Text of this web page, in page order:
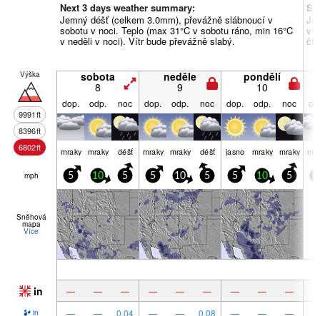
Next 3 days weather summary:
Jemný déšť (celkem 3.0mm), převážně slábnoucí v
sobotu v noci. Teplo (max 31°C v sobotu ráno, min 16°C
v neděli v noci). Vítr bude převážně slabý.
v
Výška
9991ft
8396ft
6802ft
sobota
8
neděle
9
pondělí
10
dop. odp. noc dop. odp. noc dop. odp. noc
mraky mraky déšť mraky mraky déšť jasno mraky mraky
mph 5 10 5 5 10 5 5 10 5
Sněhová
mapa
Více
in — — — — — — — — —
in — — 0.04 — — 0.08 — — —